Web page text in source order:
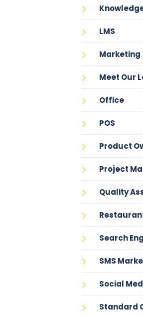
LMS
Marketing
Meet Our
Office
POS
Product
Project
Quality
Search
SMS
Social
Standard